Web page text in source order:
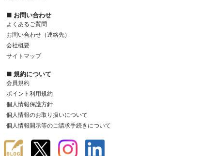
■ お問い合わせ
よくあるご質問
お問い合わせ（連絡先）
会社概要
サイトマップ
■ 規約について
会員規約
ポイント利用規約
個人情報保護方針
個人情報のお取り扱いについて
個人情報開示等のご請求手続きについて